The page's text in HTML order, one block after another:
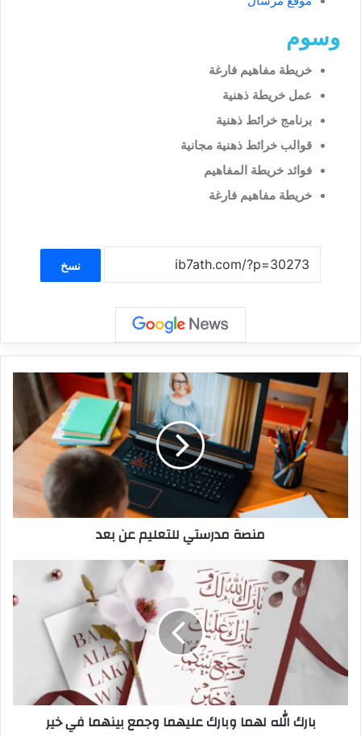
وسوم
خريطة مفاهيم فارغة
عمل خريطة ذهنية
برنامج خرائط ذهنية
قوالب خرائط ذهنية مجانية
فوائد خريطة المفاهيم
خريطة مفاهيم فارغة
نسخ
منصة مدرستي للتعليم عن بعد
بارك الله لهما وبارك عليهما وجمع بينهما في خير